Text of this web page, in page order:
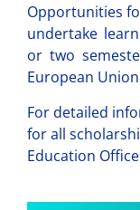
Opportunities
undertake
or two
European
For detailed
for all
Education